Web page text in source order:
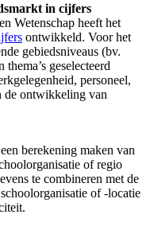
in cijfers
Wetenschap heeft het
ontwikkeld. Voor het
gebiedsniveaus (bv.
geselecteerd
personeel,
de ontwikkeling van
berekening maken van
of regio
te combineren met de
of -locatie